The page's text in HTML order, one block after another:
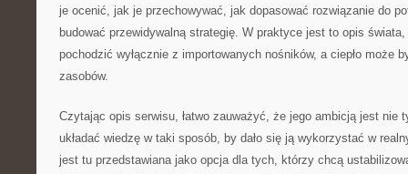
je ocenić, jak je przechowywać, jak dopasować rozwiązanie do
budować przewidywalną strategię. W praktyce jest to opis
pochodzić wyłącznie z importowanych nośników, a ciepło może
zasobów.
Czytając opis serwisu, łatwo zauważyć, że jego ambicją jest nie
układać wiedzę w taki sposób, by dało się ją wykorzystać w
jest tu przedstawiana jako opcja dla tych, którzy chcą